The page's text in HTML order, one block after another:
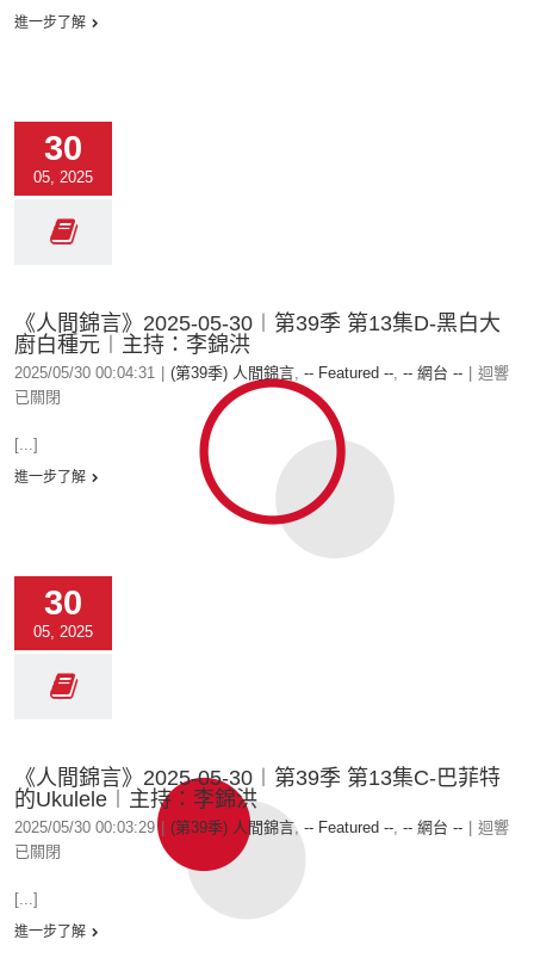
進一步了解
30
05, 2025
《人間錦言》2025-05-30︱第39季 第13集D-黑白大
廚白種元︱主持：李錦洪
2025/05/30 00:04:31 (第39季) 人間錦言, -- Featured --, -- 網台 --
迴響
已關閉
[...]
進一步了解
30
05, 2025
《人間錦言》2025-05-30︱第39季 第13集C-巴菲特
的Ukulele︱主持：李錦洪
2025/05/30 00:03:29 (第39季) 人間錦言, -- Featured --, -- 網台 --
迴響
已關閉
[...]
進一步了解